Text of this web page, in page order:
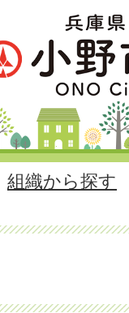
組織から探す